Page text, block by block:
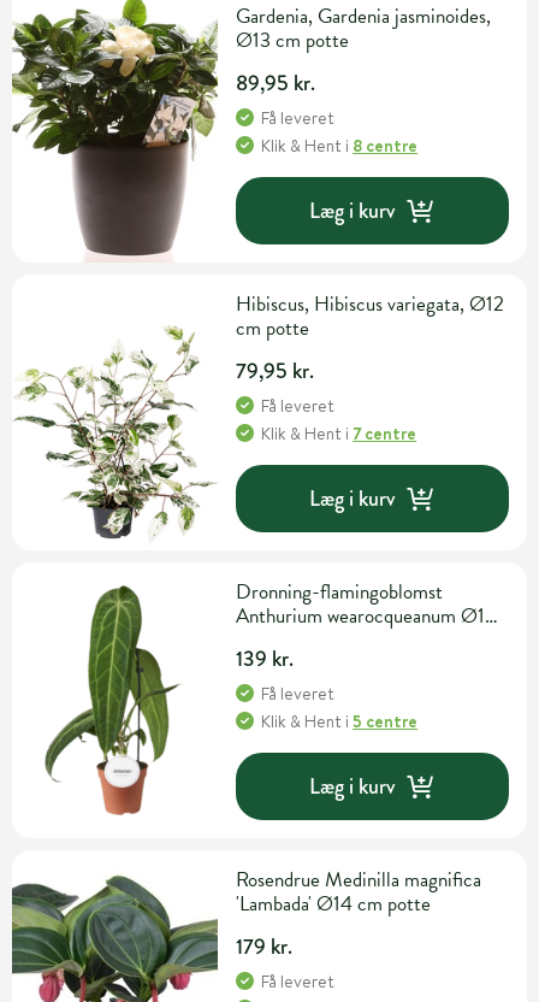
Gardenia, Gardenia jasminoides,
Ø13 cm potte
89,95 kr.
Få leveret
Klik & Hent i 8 centre
Læg i kurv
Hibiscus, Hibiscus variegata, Ø12
cm potte
79,95 kr.
Få leveret
Klik & Hent i 7 centre
Læg i kurv
Dronning-flamingoblomst
Anthurium wearocqueanum Ø12
139 kr.
Få leveret
Klik & Hent i5 centre
Læg i kurv
Rosendrue Medinilla magnifica
'Lambada' Ø14 cm potte
179 kr.
Få leveret